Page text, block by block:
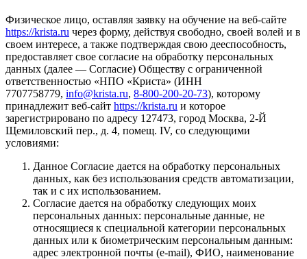
Физическое лицо, оставляя заявку на обучение на веб-сайте
https://krista.ru через форму, действуя свободно, своей волей и в
своем интересе, а также подтверждая свою дееспособность,
предоставляет свое согласие на обработку персональных
данных (далее — Согласие) Обществу с ограниченной
ответственностью «НПО «Криста» (ИНН
7707758779, info@krista.ru, 8-800-200-20-73), которому
принадлежит веб-сайт https://krista.ru и которое
зарегистрировано по адресу 127473, город Москва, 2-Й
Щемиловский пер., д. 4, помещ. IV, со следующими
условиями:
Данное Согласие дается на обработку персональных
данных, как без использования средств автоматизации,
так и с их использованием.
Согласие дается на обработку следующих моих
персональных данных: персональные данные, не
относящиеся к специальной категории персональных
данных или к биометрическим персональным данным:
адрес электронной почты (e-mail), ФИО, наименование